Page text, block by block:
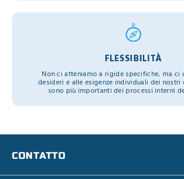
FLESSIBILITÀ
Non ci atteniamo a rigide specifiche, ma ci
desideri e alle esigenze individuali dei nostri
sono più importanti dei processi interni
CONTATTO